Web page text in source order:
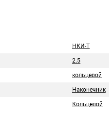
НКИ-Т
2.5
кольцевой
Наконечник
Кольцевой